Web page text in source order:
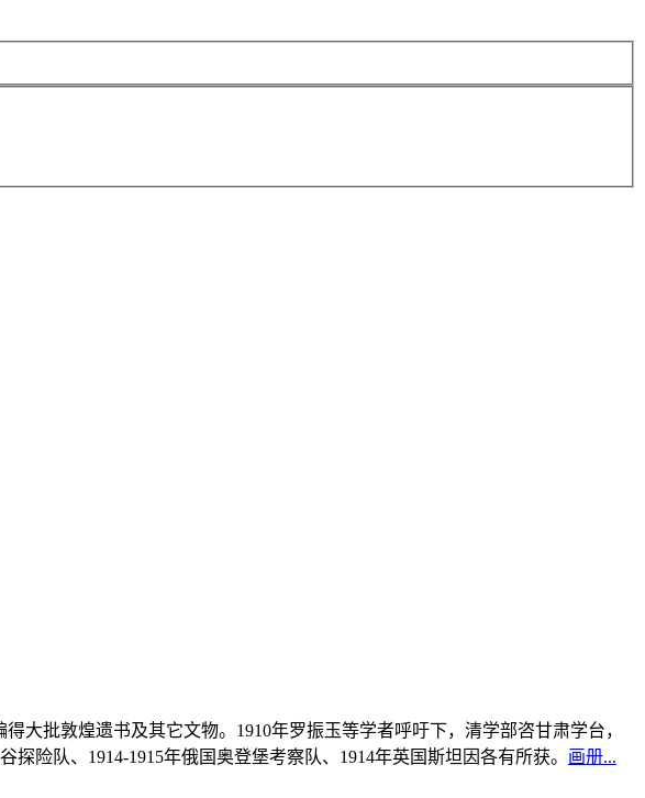
大批敦煌遗书及其它文物。1910年罗振玉等学者呼吁下，清学部咨甘肃学台，
险队、1914-1915年俄国奥登堡考察队、1914年英国斯坦因各有所获。 画册...